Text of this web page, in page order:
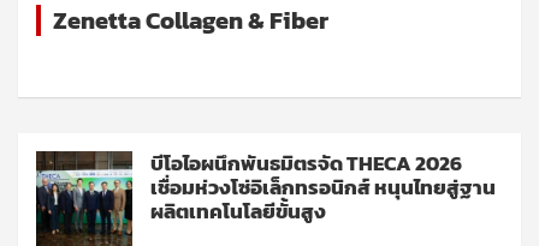
Zenetta Collagen & Fiber
บีโอไอผนึกพันธมิตรจัด THECA 2026
เชื่อมห่วงโซ่อิเล็กทรอนิกส์ หนุนไทยสู่ฐาน
ผลิตเทคโนโลยีขั้นสูง